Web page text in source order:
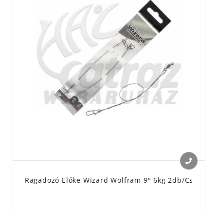
Ragadozó Előke Wizard Wolfram 9" 6kg 2db/cs